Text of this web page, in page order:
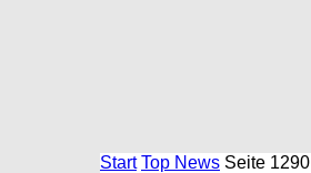
Start Top News Seite 1290